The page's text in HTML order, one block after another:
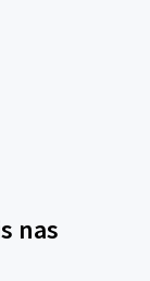
nas